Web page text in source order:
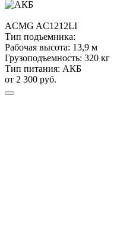
ACMG AC1212LI
Тип подъемника:
Рабочая высота: 13,9 м
Грузоподъемность: 320 кг
Тип питания: АКБ
от 2 300 руб.